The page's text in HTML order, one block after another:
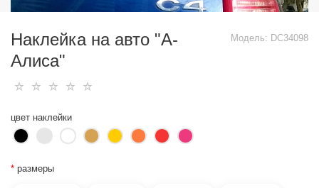
Модель: DC34098
Наклейка на авто "А-
Алиса"
цвет наклейки
* размеры